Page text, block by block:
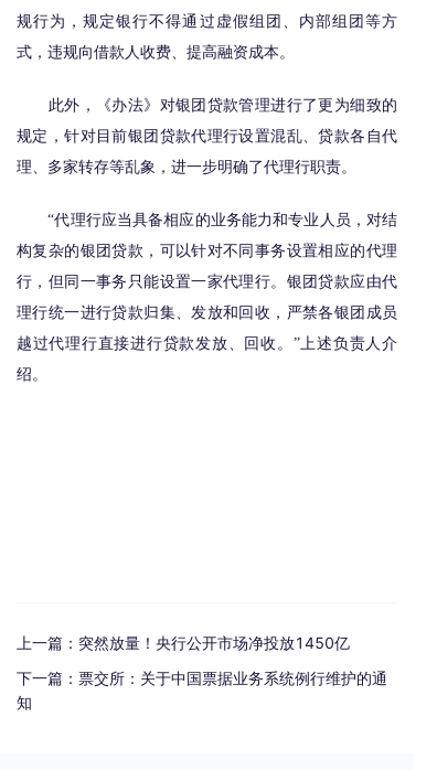
规行为，规定银行不得通过虚假组团、内部组团等方
式，违规向借款人收费、提高融资成本。
此外，《办法》对银团贷款管理进行了更为细致的
规定，针对目前银团贷款代理行设置混乱、贷款各自代
理、多家转存等乱象，进一步明确了代理行职责。
“代理行应当具备相应的业务能力和专业人员，对结
构复杂的银团贷款，可以针对不同事务设置相应的代理
行，但同一事务只能设置一家代理行。银团贷款应由代
理行统一进行贷款归集、发放和回收，严禁各银团成员
越过代理行直接进行贷款发放、回收。”上述负责人介
绍。
上一篇： 突然放量！央行公开市场净投放1450亿
下一篇： 票交所：关于中国票据业务系统例行维护的通
知